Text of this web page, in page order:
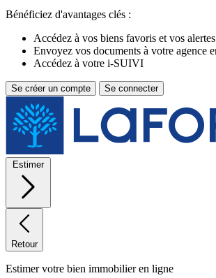
Bénéficiez d'avantages clés :
Accédez à vos biens favoris et vos alertes
Envoyez vos documents à votre agence
Accédez à votre i-SUIVI
Se créer un compte Se connecter
Estimer
Retour
Estimer votre bien immobilier en ligne